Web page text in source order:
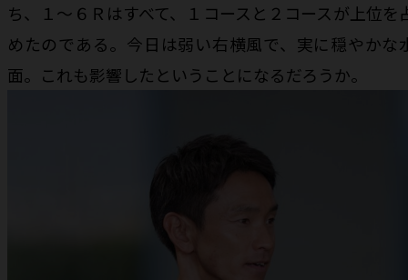
ち、１～６Ｒはすべて、１コースと２コースが上位を
めたのである。今日は弱い右横風で、実に穏やかな
面。これも影響したということになるだろうか。